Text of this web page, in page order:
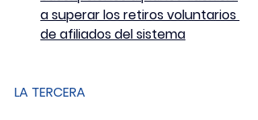
a superar los retiros voluntarios
de afiliados del sistema
LA TERCERA